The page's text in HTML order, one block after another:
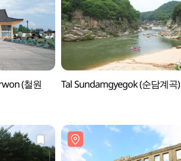
(철원
Tal Sundamgyegok (순담계곡)